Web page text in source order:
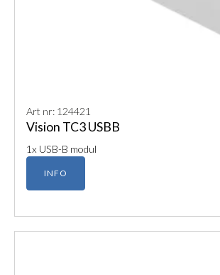
Art nr: 124421
Vision TC3 USBB
1x USB-B modul
INFO